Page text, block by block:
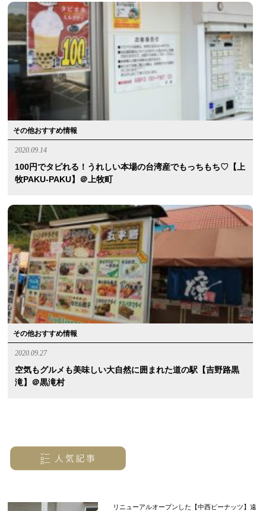
その他おすすめ情報
2020.09.14
100円でタピれる！うれしい本場の台湾産でもっちもち♡【上
牧PAKU-PAKU】＠上牧町
その他おすすめ情報
2020.09.27
空気もグルメも美味しい大自然に囲まれた道の駅【吉野路黒
滝】＠黒滝村
リニューアルオープンした【中西ピーナッツ】遠